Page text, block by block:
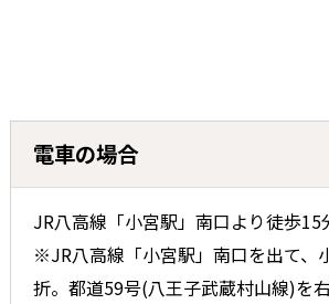
電車の場合
JR八高線「小宮駅」南口より徒歩15
※JR八高線「小宮駅」南口を出て、
折。都道59号(八王子武蔵村山線)を